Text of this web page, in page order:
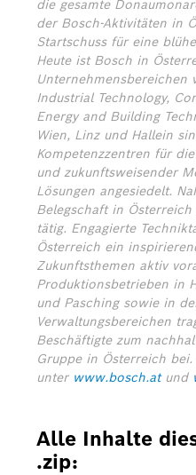
die gesamte
der Bosch-Aktivitäten in
Startschuss für eine
Heute ist Bosch in
Unternehmensbereichen
Industrial Technology,
Energy and Building
Wien, Linz und Hallein
Kompetenzzentren für
und zukunftsweisender
Lösungen angesiedelt.
Belegschaft in
tätig. Engagierte
Österreich ein
Zukunftsthemen aktiv
Produktionsbetrieben in
und Pasching sowie in
Verwaltungsbereichen
Beschäftigte zum
Gruppe in Österreich bei.
unter www.bosch.atund
Alle Inhalte
.zip: